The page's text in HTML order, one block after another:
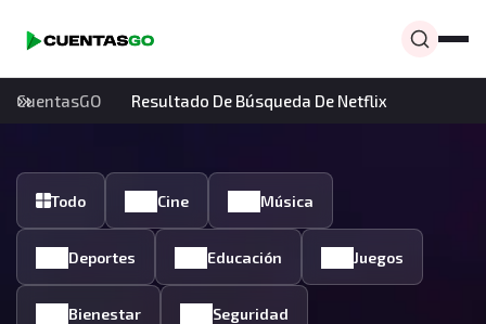
CuentasGO Resultado De Búsqueda De Netflix
Todo Cine Música
Deportes Educación Juegos
Bienestar Seguridad